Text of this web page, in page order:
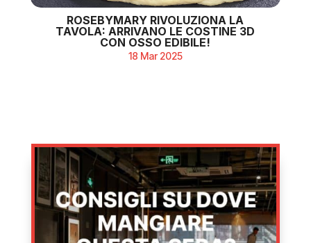
ROSEBYMARY RIVOLUZIONA LA
TAVOLA: ARRIVANO LE COSTINE 3D
CON OSSO EDIBILE!
18 Mar 2025